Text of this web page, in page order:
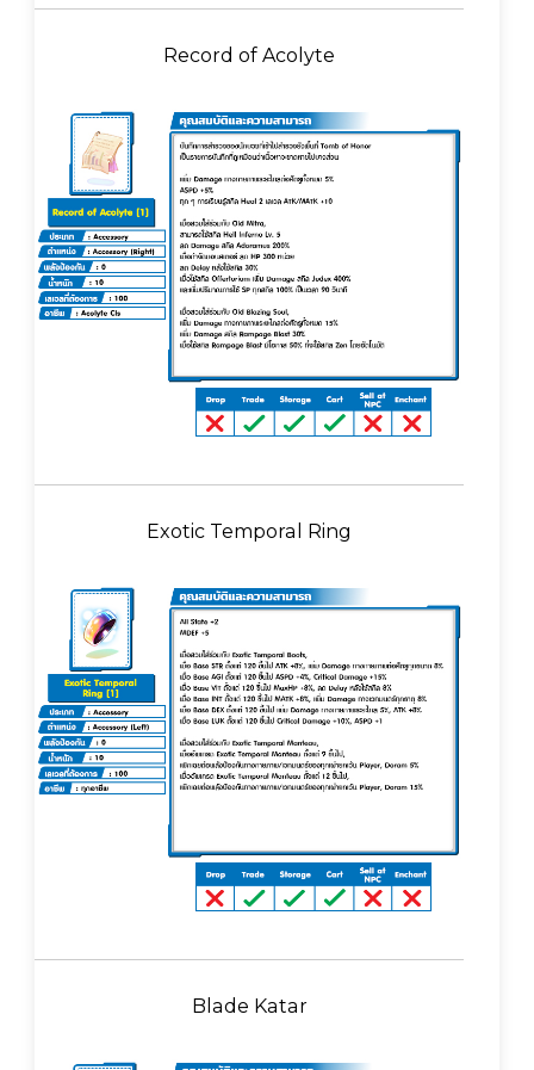
Record of Acolyte
Exotic Temporal Ring
Blade Katar